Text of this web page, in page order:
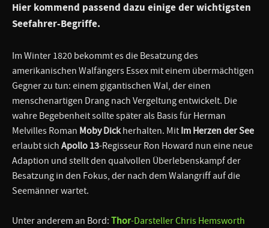
Hier kommend passend dazu einige der wichtigsten
Seefahrer-Begriffe.
Im Winter 1820 bekommt es die Besatzung des
amerikanischen Walfängers Essex mit einem übermächtigen
Gegner zu tun: einem gigantischen Wal, der einen
menschenartigen Drang nach Vergeltung entwickelt. Die
wahre Begebenheit sollte später als Basis für Herman
Melvilles Roman Moby Dickherhalten. Mit Im Herzen der See
erlaubt sich Apollo 13-Regisseur Ron Howard nun eine neue
Adaption und stellt den qualvollen Überlebenskampf der
Besatzung in den Fokus, der nach dem Walangriff auf die
Seemänner wartet.
Unter anderem an Bord: Thor-Darsteller Chris Hemsworth